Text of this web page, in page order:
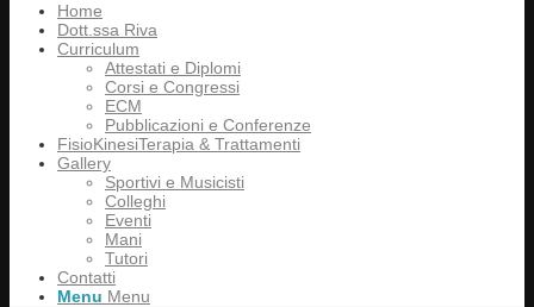
Home
Dott.ssa Riva
Curriculum
Attestati e Diplomi
Corsi e Congressi
ECM
Pubblicazioni e Conferenze
FisioKinesiTerapia & Trattamenti
Gallery
Sportivi e Musicisti
Colleghi
Eventi
Mani
Tutori
Contatti
Menu Menu